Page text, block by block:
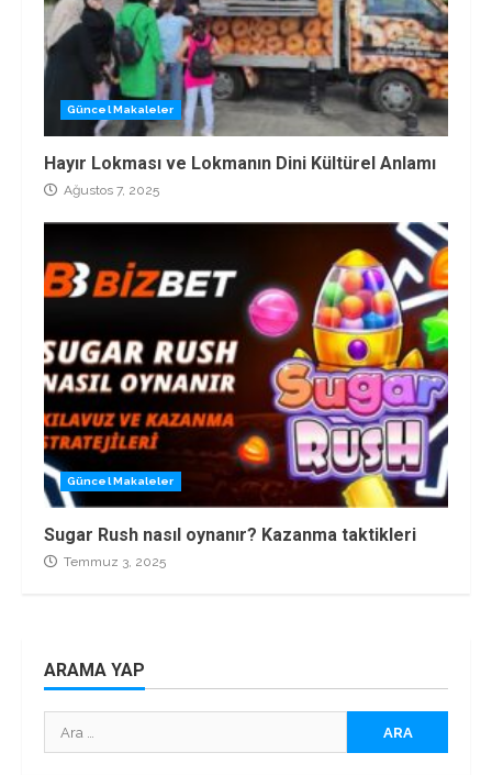
Güncel Makaleler
Hayır Lokması ve Lokmanın Dini Kültürel Anlamı
Ağustos 7, 2025
Güncel Makaleler
Sugar Rush nasıl oynanır? Kazanma taktikleri
Temmuz 3, 2025
ARAMA YAP
Arama: